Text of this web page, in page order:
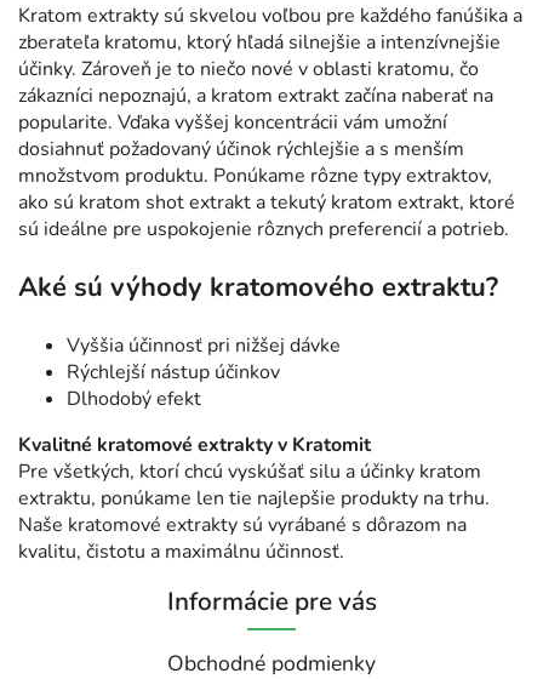
Kratom extrakty sú skvelou voľbou pre každého fanúšika a
zberateľa kratomu, ktorý hľadá silnejšie a intenzívnejšie
účinky. Zároveň je to niečo nové v oblasti kratomu, čo
zákazníci nepoznajú, a kratom extrakt začína naberať na
popularite. Vďaka vyššej koncentrácii vám umožní
dosiahnuť požadovaný účinok rýchlejšie a s menším
množstvom produktu. Ponúkame rôzne typy extraktov,
ako sú kratom shot extrakt a tekutý kratom extrakt, ktoré
sú ideálne pre uspokojenie rôznych preferencií a potrieb.
Aké sú výhody kratomového extraktu?
Vyššia účinnosť pri nižšej dávke
Rýchlejší nástup účinkov
Dlhodobý efekt
Kvalitné kratomové extrakty v Kratomit
Pre všetkých, ktorí chcú vyskúšať silu a účinky kratom
extraktu, ponúkame len tie najlepšie produkty na trhu.
Naše kratomové extrakty sú vyrábané s dôrazom na
kvalitu, čistotu a maximálnu účinnosť.
Informácie pre vás
Obchodné podmienky